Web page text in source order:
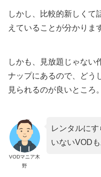
しかし、比較的新しくて
えていることが分かりま
しかも、見放題じゃない
ナップにあるので、どう
見られるのが良いところ。
VODマニア木
野
レンタルに
いないVOD